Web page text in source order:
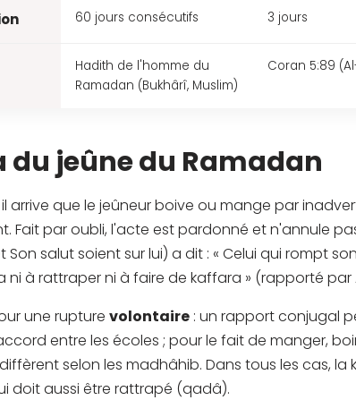
60 jours consécutifs 3 jours
Hadith de l'homme du
Ramadan (Bukhârî, Muslim)
Coran 5:89
du jeûne du Ramadan
arrive que le jeûneur boive ou mange par
Fait par oubli, l'acte est pardonné et n'annule
Son salut soient sur lui) a dit : « Celui qui rompt
ni à rattraper ni à faire de kaffara » (rapporté par
une rupture volontaire : un rapport conjugal
entre les écoles ; pour le fait de manger,
selon les madhâhib. Dans tous les cas,
doit aussi être rattrapé (qadâ).